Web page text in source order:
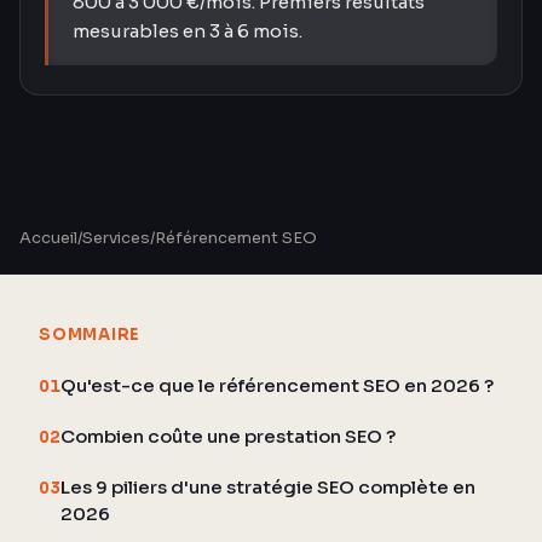
mesurables en 3 à 6 mois.
Accueil/Services/Référencement SEO
SOMMAIRE
01Qu'est-ce que le référencement SEO en 2026 ?
02Combien coûte une prestation SEO ?
03Les 9 piliers d'une stratégie SEO complète en
2026